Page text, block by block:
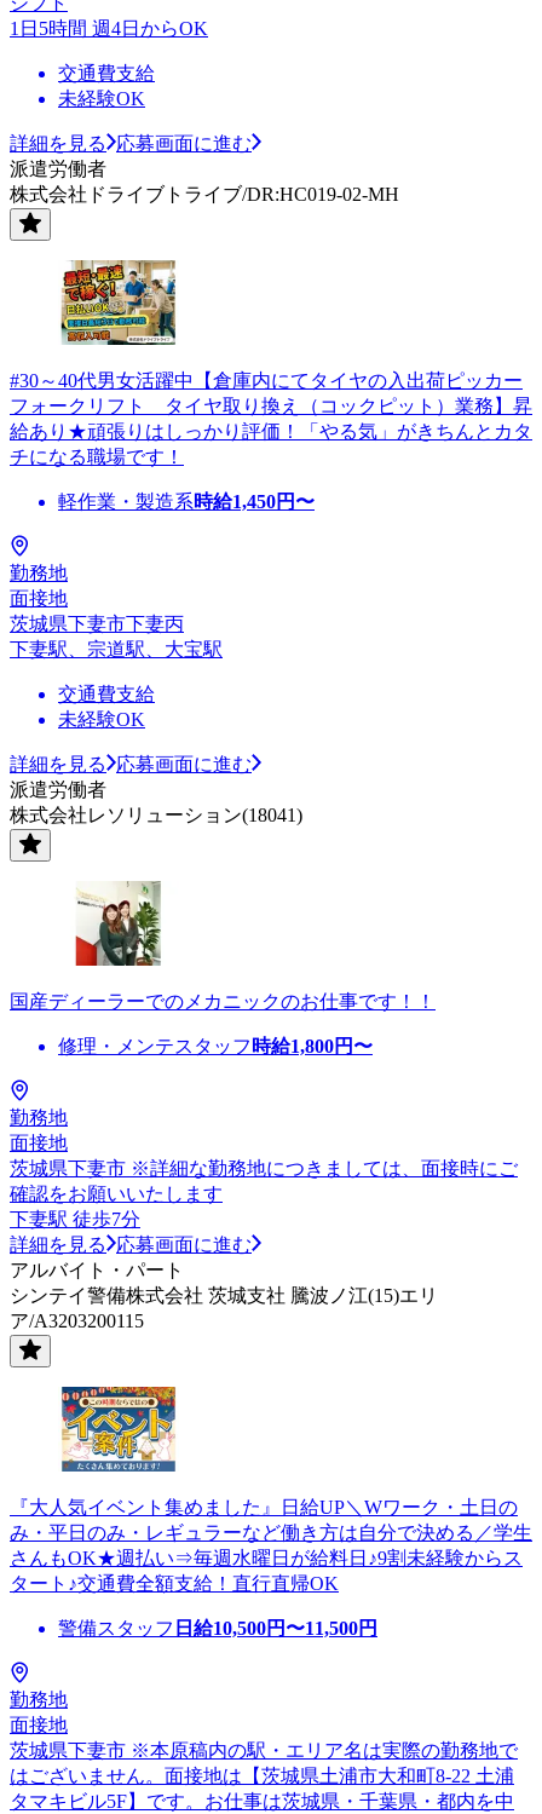
1日5時間 週4日からOK
交通費支給
未経験OK
詳細を見る
応募画面に進む
派遣労働者
株式会社ドライブトライブ/DR:HC019-02-MH
#30～40代男女活躍中【倉庫内にてタイヤの入出荷ピッカー
フォークリフト タイヤ取り換え（コックピット）業務】昇
給あり★頑張りはしっかり評価！「やる気」がきちんとカタ
チになる職場です！
軽作業・製造系時給1,450円〜
勤務地
面接地
茨城県下妻市下妻丙
下妻駅、宗道駅、大宝駅
交通費支給
未経験OK
詳細を見る
応募画面に進む
派遣労働者
株式会社レソリューション(18041)
国産ディーラーでのメカニックのお仕事です！！
修理・メンテスタッフ 時給1,800円〜
勤務地
面接地
茨城県下妻市 ※詳細な勤務地につきましては、面接時にご
確認をお願いいたします
下妻駅 徒歩7分
詳細を見る
応募画面に進む
アルバイト・パート
シンテイ警備株式会社 茨城支社 騰波ノ江(15)エリ
ア/A3203200115
『大人気イベント集めました』日給UP＼Wワーク・土日の
み・平日のみ・レギュラーなど働き方は自分で決める／学生
さんもOK★週払い⇒毎週水曜日が給料日♪9割未経験からス
タート♪交通費全額支給！直行直帰OK
警備スタッフ 日給10,500円〜11,500円
勤務地
面接地
茨城県下妻市 ※本原稿内の駅・エリア名は実際の勤務地で
はございません。面接地は【茨城県土浦市大和町8-22 土浦
タマキビル5F】です。お仕事は茨城県・千葉県・都内を中